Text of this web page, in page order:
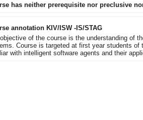
has neither prerequisite nor preclusive
annotation KIV/ISW -IS/STAG
of the course is the understanding of
Course is targeted at first year students
with intelligent software agents and their